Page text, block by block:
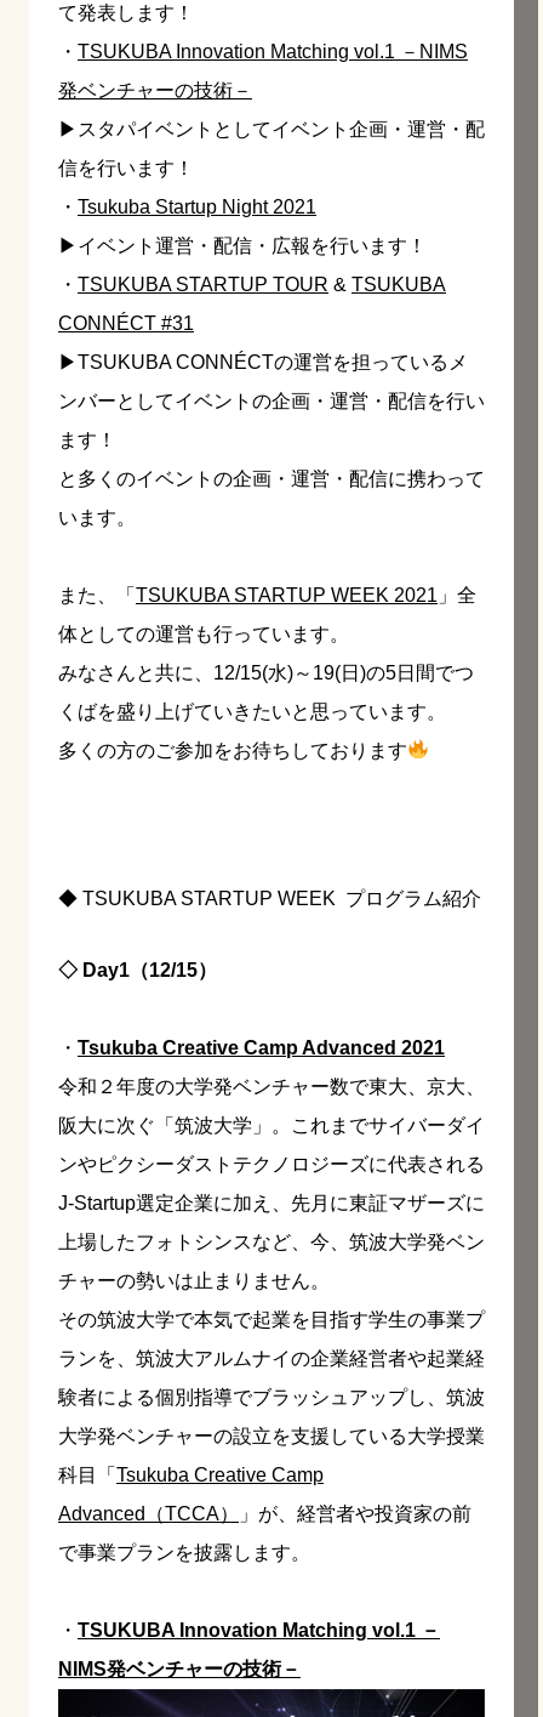
て発表します！
・ TSUKUBA Innovation Matching vol.1 －NIMS
発ベンチャーの技術－
▶︎スタパイベントとしてイベント企画・運営・配
信を行います！
・ Tsukuba Startup Night 2021
▶︎イベント運営・配信・広報を行います！
・ TSUKUBA STARTUP TOUR & TSUKUBA
CONNÉCT #31
▶︎TSUKUBA CONNÉCTの運営を担っているメ
ンバーとしてイベントの企画・運営・配信を行い
ます！
と多くのイベントの企画・運営・配信に携わって
います。
また、 「 TSUKUBA STARTUP WEEK 2021 」全
体としての運営も行っています。
みなさんと共に、12/15(水)～19(日)の5日間でつ
くばを盛り上げていきたいと思っています。
多くの方のご参加をお待ちしております
◆ TSUKUBA STARTUP WEEK プログラム紹介
◇ Day1（12/15）
・ Tsukuba Creative Camp Advanced 2021
令和２年度の大学発ベンチャー数で東大、京大、
阪大に次ぐ「筑波大学」。これまでサイバーダイ
ンやピクシーダストテクノロジーズに代表される
J-Startup選定企業に加え、先月に東証マザーズに
上場したフォトシンスなど、今、筑波大学発ベン
チャーの勢いは止まりません。
その筑波大学で本気で起業を目指す学生の事業プ
ランを、筑波大アルムナイの企業経営者や起業経
験者による個別指導でブラッシュアップし、筑波
大学発ベンチャーの設立を支援している大学授業
科目「 Tsukuba Creative Camp
Advanced（TCCA）
」が、経営者や投資家の前
で事業プランを披露します。
・ TSUKUBA Innovation Matching vol.1 －
NIMS発ベンチャーの技術－